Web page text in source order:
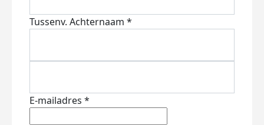
Tussenv. Achternaam *
E-mailadres *